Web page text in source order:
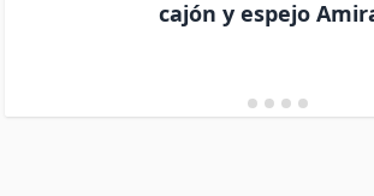
cajón y espejo